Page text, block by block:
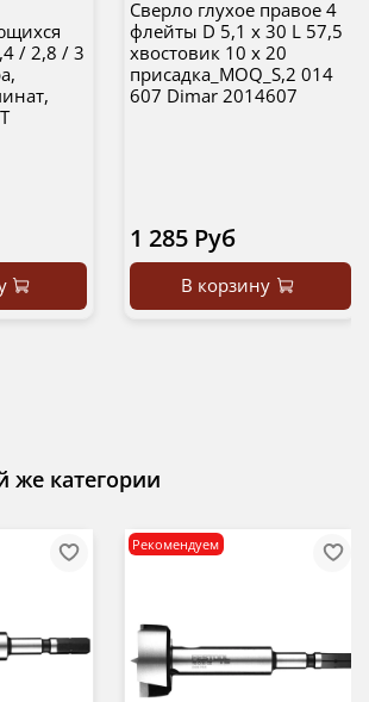
/ 2,8 / 3
Сверло глухое правое 4
флейты D 5,1 x 30 L 57,5
хвостовик 10 x 20
присадка_MOQ_S,2 014
607 Dimar 2014607
1 285 Руб
В корзину
же категории
Рекомендуем